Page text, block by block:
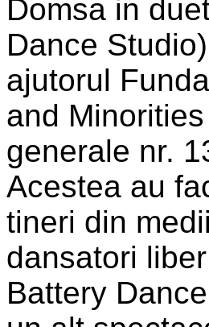
Domsa in
Dance
ajutorul
and
generale nr.
Acestea au
tineri din
dansatori
Battery